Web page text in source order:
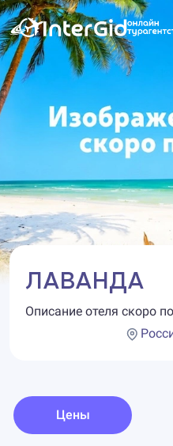
ЛАВАНДА
Описание отеля скоро
Цены